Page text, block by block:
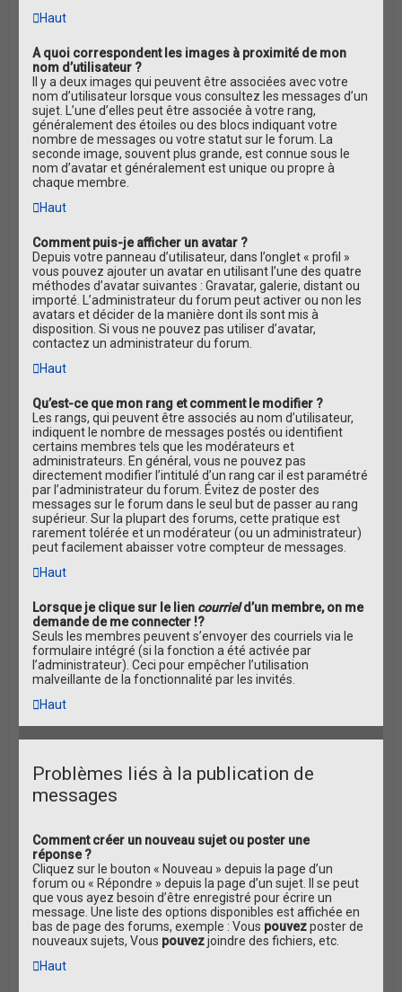
Haut
A quoi correspondent les images à proximité de mon
nom d’utilisateur ?
Il y a deux images qui peuvent être associées avec votre
nom d’utilisateur lorsque vous consultez les messages d’un
sujet. L’une d’elles peut être associée à votre rang,
généralement des étoiles ou des blocs indiquant votre
nombre de messages ou votre statut sur le forum. La
seconde image, souvent plus grande, est connue sous le
nom d’avatar et généralement est unique ou propre à
chaque membre.
Haut
Comment puis-je afficher un avatar ?
Depuis votre panneau d’utilisateur, dans l’onglet « profil »
vous pouvez ajouter un avatar en utilisant l’une des quatre
méthodes d’avatar suivantes : Gravatar, galerie, distant ou
importé. L’administrateur du forum peut activer ou non les
avatars et décider de la manière dont ils sont mis à
disposition. Si vous ne pouvez pas utiliser d’avatar,
contactez un administrateur du forum.
Haut
Qu’est-ce que mon rang et comment le modifier ?
Les rangs, qui peuvent être associés au nom d’utilisateur,
indiquent le nombre de messages postés ou identifient
certains membres tels que les modérateurs et
administrateurs. En général, vous ne pouvez pas
directement modifier l’intitulé d’un rang car il est paramétré
par l’administrateur du forum. Évitez de poster des
messages sur le forum dans le seul but de passer au rang
supérieur. Sur la plupart des forums, cette pratique est
rarement tolérée et un modérateur (ou un administrateur)
peut facilement abaisser votre compteur de messages.
Haut
Lorsque je clique sur le lien courrield’un membre, on me
demande de me connecter !?
Seuls les membres peuvent s’envoyer des courriels via le
formulaire intégré (si la fonction a été activée par
l’administrateur). Ceci pour empêcher l’utilisation
malveillante de la fonctionnalité par les invités.
Haut
Problèmes liés à la publication de
messages
Comment créer un nouveau sujet ou poster une
réponse ?
Cliquez sur le bouton « Nouveau » depuis la page d’un
forum ou « Répondre » depuis la page d’un sujet. Il se peut
que vous ayez besoin d’être enregistré pour écrire un
message. Une liste des options disponibles est affichée en
bas de page des forums, exemple : Vous pouvezposter de
nouveaux sujets, Vous pouvezjoindre des fichiers, etc.
Haut